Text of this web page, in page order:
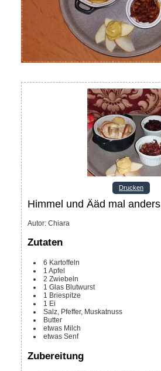
Drucken
Himmel und Ääd mal anders
Autor: Chiara
Zutaten
6 Kartoffeln
1 Apfel
2 Zwiebeln
1 Glas Blutwurst
1 Briespitze
1 Ei
Salz, Pfeffer, Muskatnuss
Butter
etwas Milch
etwas Senf
Zubereitung